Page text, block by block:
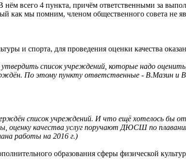
всего 4 пункта, причём ответственными за
как мы помним, членом общественного совета не
и спорта, для проведения оценки качества
список учреждений, которые надо
По этому пункту ответственные - В.Мазин и
список учреждений. И что ещё хотелось бы
оценку качества услуг поручают ДЮСШ по
работы на 2016 г.)
образования сферы физической